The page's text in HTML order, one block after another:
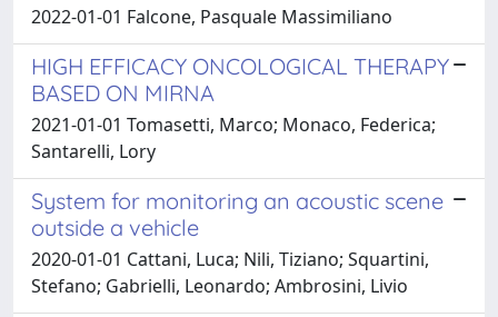
2022-01-01 Falcone, Pasquale Massimiliano
HIGH EFFICACY ONCOLOGICAL THERAPY
BASED ON MIRNA
2021-01-01 Tomasetti, Marco; Monaco, Federica;
Santarelli, Lory
System for monitoring an acoustic scene
outside a vehicle
2020-01-01 Cattani, Luca; Nili, Tiziano; Squartini,
Stefano; Gabrielli, Leonardo; Ambrosini, Livio